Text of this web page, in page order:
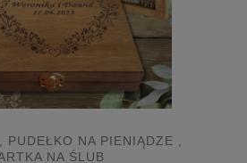
PUDEŁKO NA PIENIĄDZE ,
NA ŚLUB